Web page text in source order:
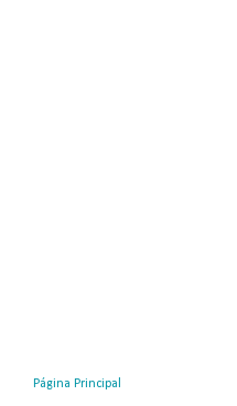
Página Principal